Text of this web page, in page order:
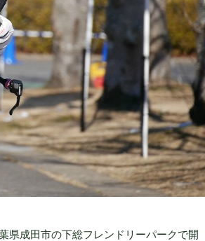
県成田市の下総フレンドリーパークで開